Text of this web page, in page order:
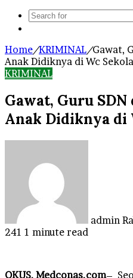
Home/KRIMINAL/Gawat,
Anak Didiknya di Wc
KRIMINAL
Gawat, Guru SDN
Anak Didiknya di
admin
241 1 minute read
OKUS, Medconas.com–